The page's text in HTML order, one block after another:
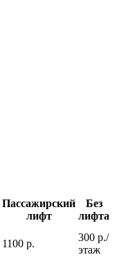
Пассажирский
лифт
Без
лифта
1100 р.
300 р./
этаж